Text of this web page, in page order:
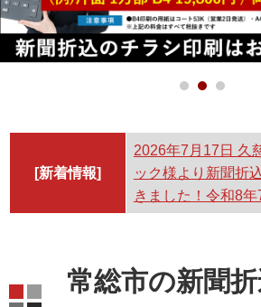
[新着情報]
2026年7月17日 久
ック様より新聞折
きました！令和8年
常総市の新聞